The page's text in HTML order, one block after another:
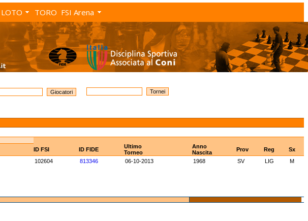
LOTO TORO FSI Arena
ID FSI ID FIDE
Ultimo
Torneo
Anno
Nascita
Prov Reg
Sx
102604 813346 06-10-2013 1968 SV LIG
M